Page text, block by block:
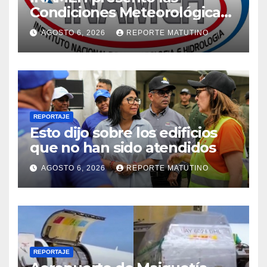
Condiciones Meteorológicas
para las próximas 24 horas,
de este jueves 6 de agosto
2026
AGOSTO 6, 2026 REPORTE MATUTINO
REPORTAJE
Esto dijo sobre los edificios
que no han sido atendidos
AGOSTO 6, 2026 REPORTE MATUTINO
REPORTAJE